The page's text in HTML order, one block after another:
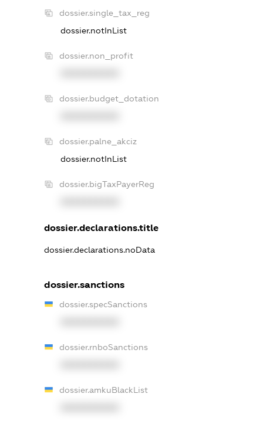
dossier.single_tax_reg
dossier.notInList
dossier.non_profit
dossier.budget_dotation
dossier.palne_akciz
dossier.notInList
dossier.bigTaxPayerReg
dossier.declarations.title
dossier.declarations.noData
dossier.sanctions
dossier.specSanctions
dossier.rnboSanctions
dossier.amkuBlackList